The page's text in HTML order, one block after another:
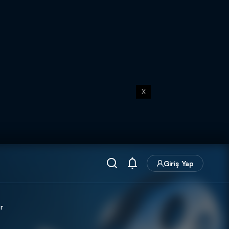
X
Giriş Yap